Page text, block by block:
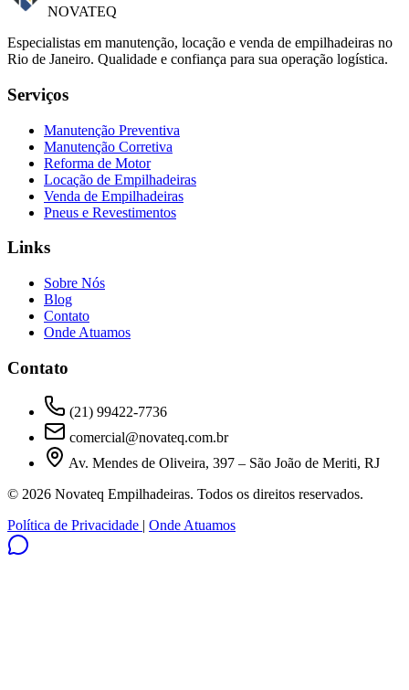
NOVATEQ
Especialistas em manutenção, locação e venda de empilhadeiras no
Rio de Janeiro. Qualidade e confiança para sua operação logística.
Serviços
Manutenção Preventiva
Manutenção Corretiva
Reforma de Motor
Locação de Empilhadeiras
Venda de Empilhadeiras
Pneus e Revestimentos
Links
Sobre Nós
Blog
Contato
Onde Atuamos
Contato
(21) 99422-7736
comercial@novateq.com.br
Av. Mendes de Oliveira, 397 – São João de Meriti, RJ
© 2026 Novateq Empilhadeiras. Todos os direitos reservados.
Política de Privacidade | Onde Atuamos